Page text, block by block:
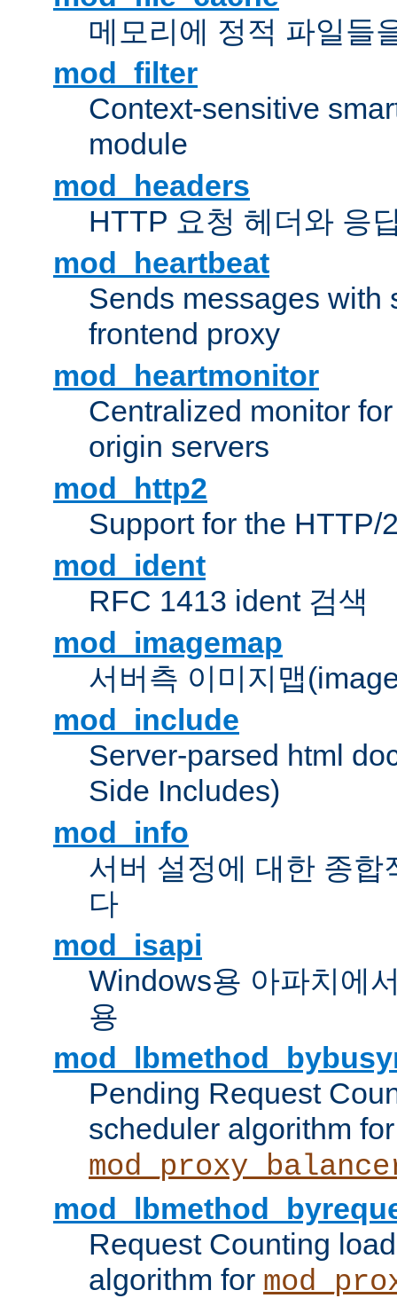
메모리에 정적 파일들
mod_filter
Context-sensitive
module
mod_headers
HTTP 요청 헤더와 응
mod_heartbeat
Sends messages with
frontend proxy
mod_heartmonitor
Centralized monitor
origin servers
mod_http2
Support for the HTTP/
mod_ident
RFC 1413 ident 검색
mod_imagemap
서버측 이미지맵
mod_include
Server-parsed html
Side Includes)
mod_info
서버 설정에 대한 종합
다
mod_isapi
Windows용 아파치에
용
Pending Request
scheduler algorithm for
Request Counting
algorithm for